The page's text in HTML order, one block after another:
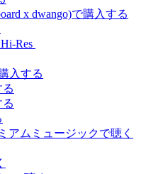
Hi-Res